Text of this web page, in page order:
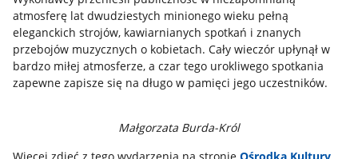
atmosferę lat dwudziestych minionego wieku pełną
eleganckich strojów, kawiarnianych spotkań i znanych
przebojów muzycznych o kobietach. Cały wieczór upłynął w
bardzo miłej atmosferze, a czar tego urokliwego spotkania
zapewne zapisze się na długo w pamięci jego uczestników.
Małgorzata Burda-Król